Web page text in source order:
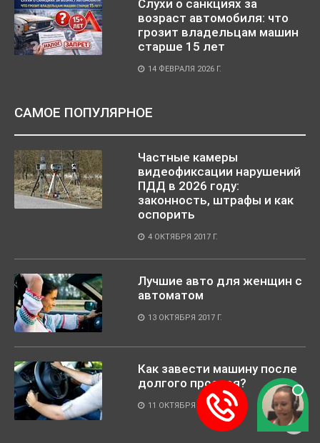
Слухи о санкциях за
возраст автомобиля: что
грозит владельцам машин
старше 15 лет
14 ФЕВРАЛЯ 2026 Г.
САМОЕ ПОПУЛЯРНОЕ
Частные камеры
видеофиксации нарушений
ПДД в 2026 году:
законность, штрафы и как
оспорить
4 ОКТЯБРЯ 2017 Г.
Лучшие авто для женщин с
автоматом
13 ОКТЯБРЯ 2017 Г.
Как завести машину после
долгого простоя?
11 ОКТЯБРЯ 2017 Г.